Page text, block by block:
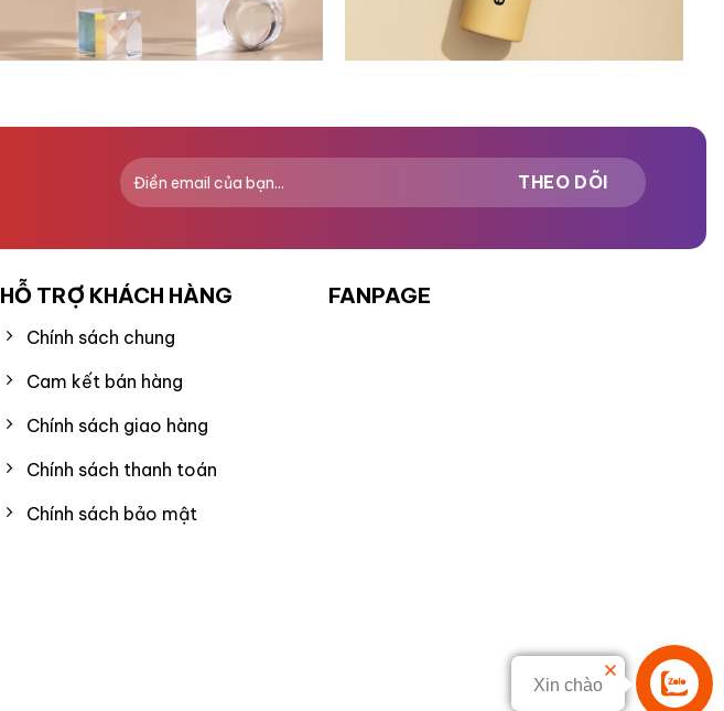
Liên hệ
Xin chào
HỖ TRỢ KHÁCH HÀNG
Chính sách chung
Cam kết bán hàng
Chính sách giao hàng
Chính sách thanh toán
Chính sách bảo mật
FANPAGE